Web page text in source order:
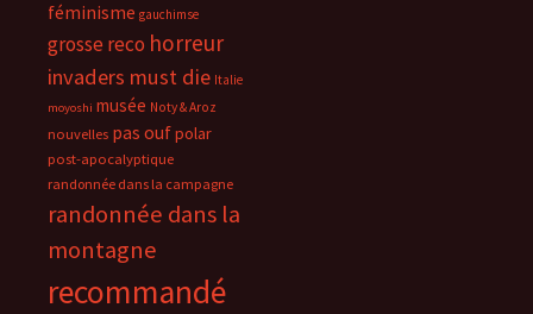
féminisme gauchimse
grosse reco horreur
invaders must die Italie
moyoshi musée Noty & Aroz
nouvelles pas oufpolar
post-apocalyptique
randonnée dans la campagne
randonnée dans la
montagne
recommandé